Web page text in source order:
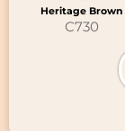
Heritage Brown
C730